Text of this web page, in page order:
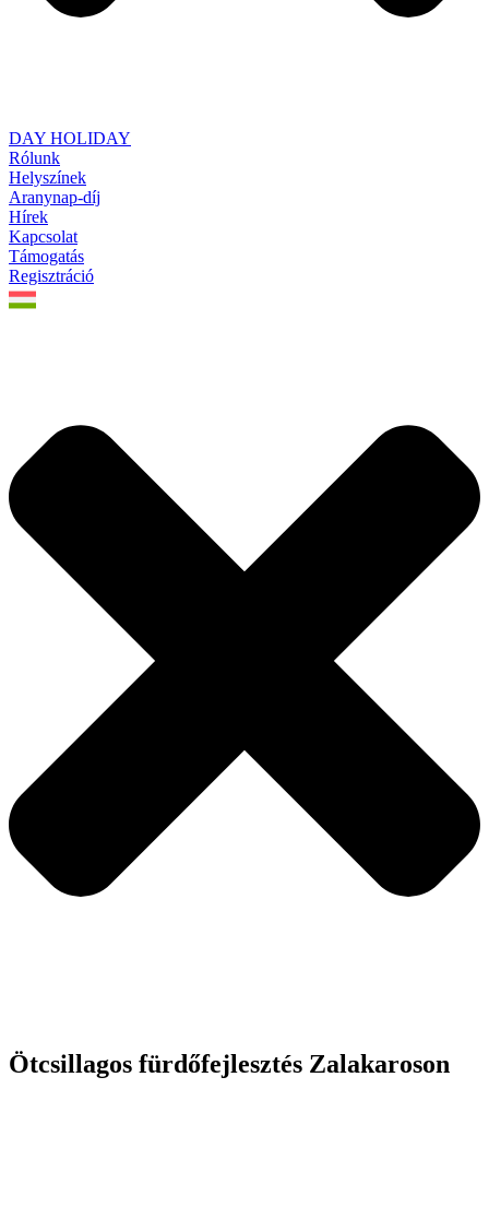
DAY HOLIDAY
Rólunk
Helyszínek
Aranynap-díj
Hírek
Kapcsolat
Támogatás
Regisztráció
Ötcsillagos fürdőfejlesztés Zalakaroson